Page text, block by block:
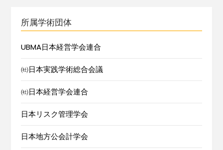
所属学術団体
UBMA日本経営学会連合
㈳日本実践学術総合会議
㈳日本経営学会連合
日本リスク管理学会
日本地方公会計学会